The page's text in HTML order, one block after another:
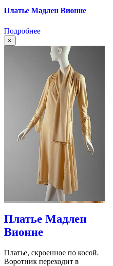
Платье Мадлен Вионне
Подробнее
×
Платье Мадлен
Вионне
Платье, скроенное по косой.
Воротник переходит в